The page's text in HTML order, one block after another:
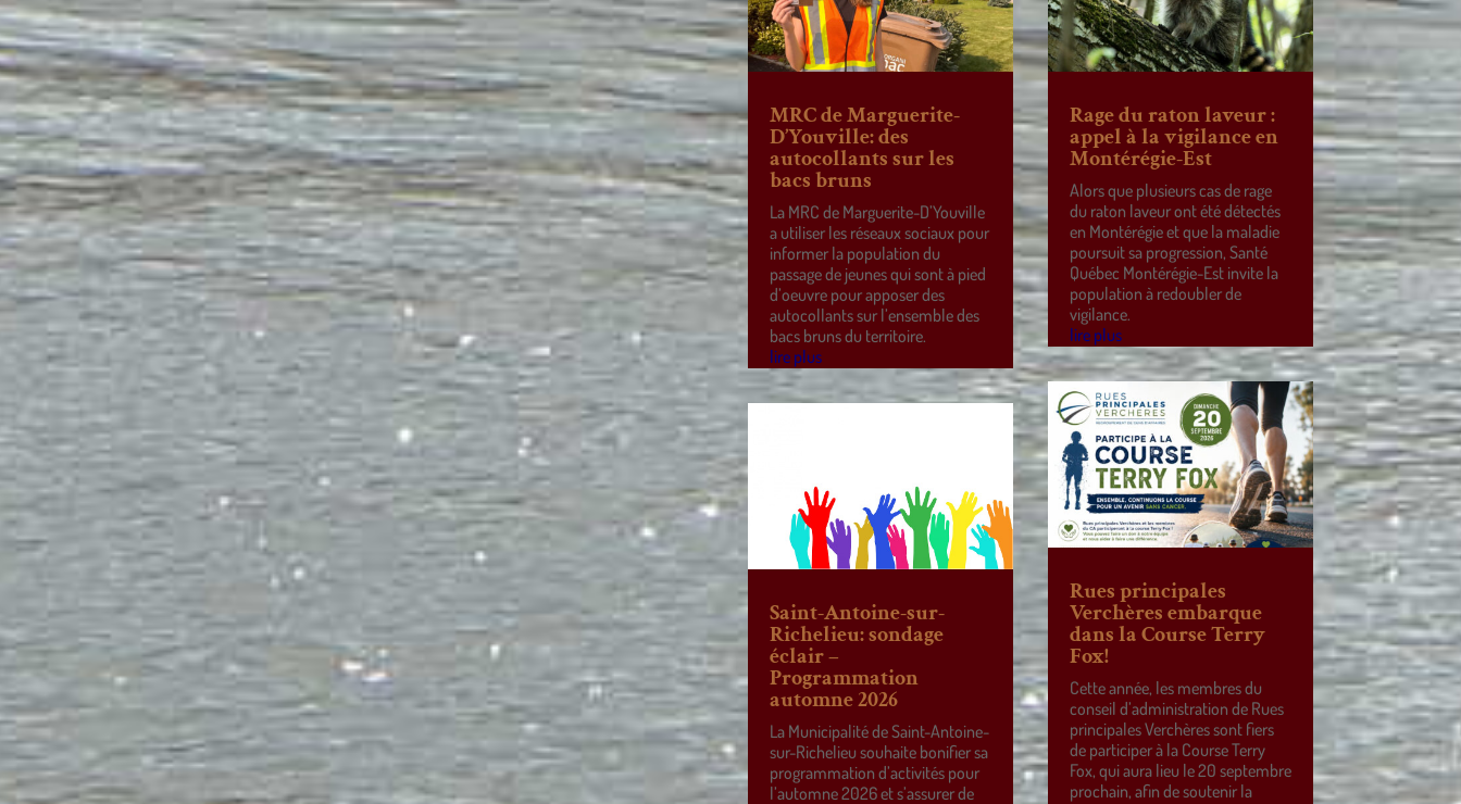
MRC de Marguerite-
D’Youville: des
autocollants sur les
bacs bruns
La MRC de Marguerite-D’Youville
a utiliser les réseaux sociaux pour
informer la population du
passage de jeunes qui sont à pied
d’oeuvre pour apposer des
autocollants sur l’ensemble des
bacs bruns du territoire.
lire plus
Saint-Antoine-sur-
Richelieu: sondage
éclair –
Programmation
automne 2026
La Municipalité de Saint-Antoine-
sur-Richelieu souhaite bonifier sa
programmation d’activités pour
l’automne 2026 et s’assurer de
Rage du raton laveur :
appel à la vigilance en
Montérégie-Est
Alors que plusieurs cas de rage
du raton laveur ont été détectés
en Montérégie et que la maladie
poursuit sa progression, Santé
Québec Montérégie-Est invite la
population à redoubler de
vigilance.
lire plus
Rues principales
Verchères embarque
dans la Course Terry
Fox!
Cette année, les membres du
conseil d’administration de Rues
principales Verchères sont fiers
de participer à la Course Terry
Fox, qui aura lieu le 20 septembre
prochain, afin de soutenir la